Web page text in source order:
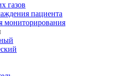
газов
пациента
мониторирования